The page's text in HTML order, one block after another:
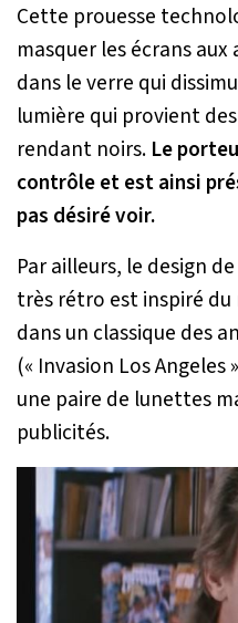
Cette prouesse
masquer les écrans
dans le verre qui
lumière qui provient
rendant noirs. Le
contrôle et est ainsi
pas désiré voir.
Par ailleurs, le design
très rétro est inspiré
dans un classique des
(« Invasion Los
une paire de lunettes
publicités.